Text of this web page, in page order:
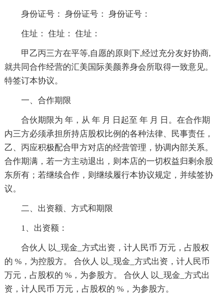
身份证号： 身份证号： 身份证号：
住址： 住址： 住址：
甲乙丙三方在平等,自愿的原则下,经过充分友好协商,
就共同合作经营的汇美国际美颜养身会所取得一致意见。
特签订本协议。
一、合作期限
合伙期限为 年，从 年 月 日起至 年 月 日。在合作期
内三方必须承担所持店股权比例的各种法律、民事责任，
乙、丙应积极配合甲方对店的经营管理，协调内部关系。
合作期满，若一方主动退出，则本店的一切权益归剩余股
东所有；若继续合作，则继续履行本协议规定，并续签协
议。
二、出资额、方式和期限
1、出资额：
合伙人 以_现金_方式出资，计人民币 万元，占股权
的 %，为控股方。 合伙人 以_现金_方式出资，计人民币
万元，占股权的 %，为参股方。 合伙人 以_现金_方式出
资，计人民币 万元，占股权的 %，为参股方。